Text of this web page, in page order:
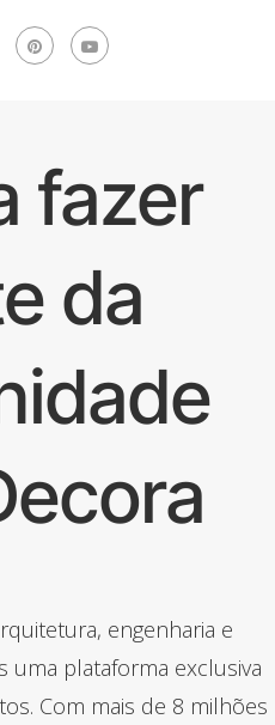
fazer
da
engenharia e
plataforma exclusiva
Com mais de 8 milhões